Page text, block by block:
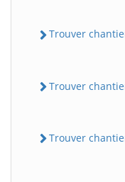
Trouver
Trouver
Trouver